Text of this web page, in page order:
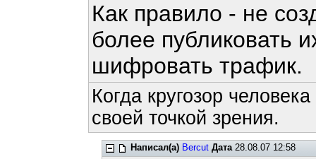
Как правило - не
более публиковать
шифровать трафик.
Когда кругозор
своей точкой зрения.
Написал(а) Bercut Дата28.08.07 12:58